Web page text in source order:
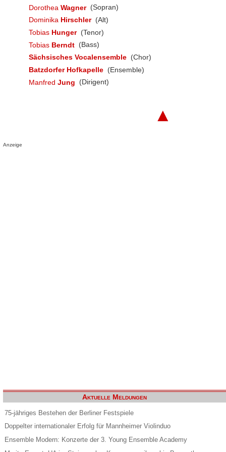
Dorothea Wagner (Sopran)
Dominika Hirschler (Alt)
Tobias Hunger (Tenor)
Tobias Berndt (Bass)
Sächsisches Vocalensemble (Chor)
Batzdorfer Hofkapelle (Ensemble)
Manfred Jung (Dirigent)
▲
Anzeige
Aktuelle Meldungen
75-jähriges Bestehen der Berliner Festspiele
Doppelter internationaler Erfolg für Mannheimer Violinduo
Ensemble Modern: Konzerte der 3. Young Ensemble Academy